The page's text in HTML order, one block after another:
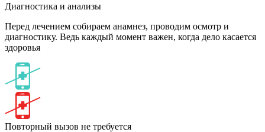
Диагностика и анализы
Перед лечением собираем анамнез, проводим осмотр и
диагностику. Ведь каждый момент важен, когда дело касается
здоровья
Повторный вызов не требуется